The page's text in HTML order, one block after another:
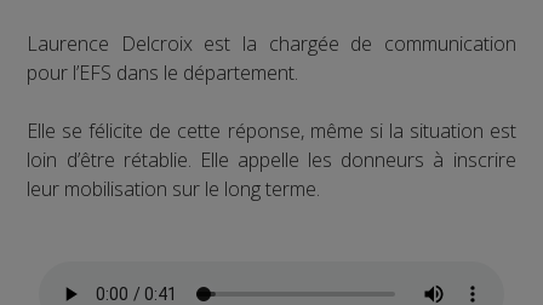
Laurence Delcroix est la chargée de communication
pour l’EFS dans le département.
Elle se félicite de cette réponse, même si la situation est
loin d’être rétablie. Elle appelle les donneurs à inscrire
leur mobilisation sur le long terme.